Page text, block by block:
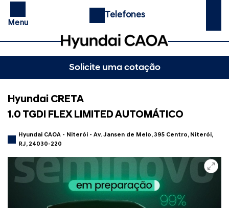
Menu
Telefones
Solicite uma cotação
Hyundai CRETA
1.0 TGDI FLEX LIMITED AUTOMÁTICO
Hyundai CAOA - Niterói - Av. Jansen de Melo, 395 Centro, Niterói,
RJ, 24030-220